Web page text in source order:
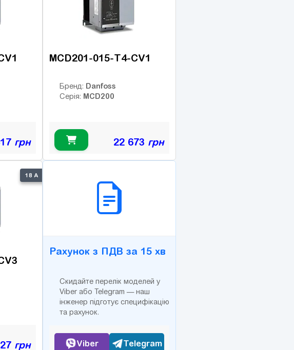
грн
MCD201-015-T4-CV1
Бренд: Danfoss
Серія: MCD200
22 673 грн
18 А
грн
Рахунок з ПДВ за 15 хв
Скидайте перелік моделей у
Viber або Telegram — наш
інженер підготує специфікацію
та рахунок.
Viber Telegram